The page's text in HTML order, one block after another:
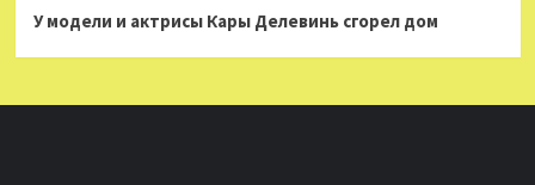
У модели и актрисы Кары Делевинь сгорел дом